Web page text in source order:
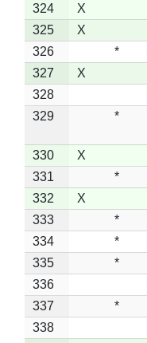
324
X
325
X
326
*
327
X
328
329
*
330
X
331
*
332
X
333
*
334
*
335
*
336
337
*
338